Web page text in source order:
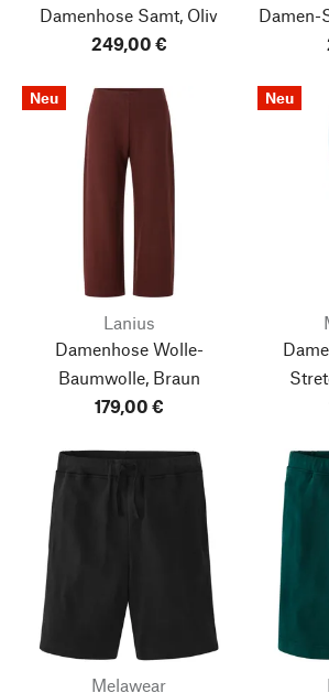
Damenhose Samt, Oliv
249,00 €
Damen-
Neu
Lanius
Damenhose Wolle-
Baumwolle, Braun
179,00 €
Neu
Melawear